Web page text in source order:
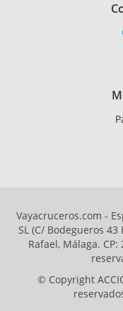
Vayacruceros.com -
SL (C/ Bodegueros 43
Rafael, Málaga.
© Copyright